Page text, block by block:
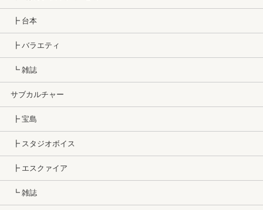
┣ 台本
┣ バラエティ
┗ 雑誌
サブカルチャー
┣ 宝島
┣ スタジオボイス
┣ エスクァイア
┗ 雑誌